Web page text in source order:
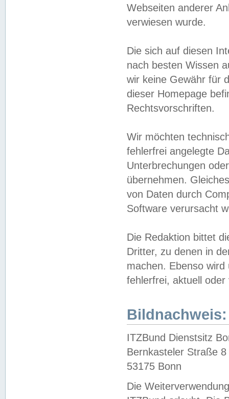
Webseiten anderer
verwiesen wurde.
Die sich auf diesen
nach besten Wissen
wir keine Gewähr für
dieser Homepage
Rechtsvorschriften.
Wir möchten
fehlerfrei angelegte
Unterbrechungen
übernehmen.
von Daten durch
Software verursacht
Die Redaktion bittet
Dritter, zu denen in
machen. Ebenso
fehlerfrei, aktuell oder
Bildnachweis:
ITZBund Dienstsitz
Bernkasteler Straße 8
53175 Bonn
Die